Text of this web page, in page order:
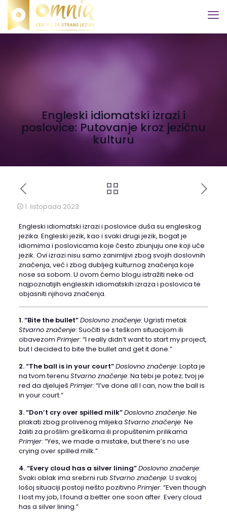
Engleski idiomatski izrazi i
poslovice: Putovanje kroz jezičnu
kulturu
1. listopada 2023.
Engleski idiomatski izrazi i poslovice duša su engleskog
jezika. Engleski jezik, kao i svaki drugi jezik, bogat je
idiomima i poslovicama koje često zbunjuju one koji uče
jezik. Ovi izrazi nisu samo zanimljivi zbog svojih doslovnih
značenja, već i zbog dubljeg kulturnog značenja koje
nose sa sobom. U ovom ćemo blogu istražiti neke od
najpoznatijih engleskih idiomatskih izraza i poslovica te
objasniti njihova značenja.
1. “Bite the bullet”Doslovno značenje: Ugristi metak
Stvarno značenje: Suočiti se s teškom situacijom ili
obavezom Primjer: “I really didn’t want to start my project,
but I decided to bite the bullet and get it done.”
2. “The ball is in your court”Doslovno značenje: Lopta je
na tvom terenu Stvarno značenje: Na tebi je potez; tvoj je
red da djeluješ Primjer: “I’ve done all I can, now the ball is
in your court.”
3. “Don’t cry over spilled milk”Doslovno značenje: Ne
plakati zbog prolivenog mlijeka Stvarno značenje: Ne
žaliti za prošlim greškama ili propuštenim prilikama
Primjer: “Yes, we made a mistake, but there’s no use
crying over spilled milk.”
4. “Every cloud has a silver lining”Doslovno značenje:
Svaki oblak ima srebrni rub Stvarno značenje: U svakoj
lošoj situaciji postoji nešto pozitivno Primjer: “Even though
I lost my job, I found a better one soon after. Every cloud
has a silver lining.”